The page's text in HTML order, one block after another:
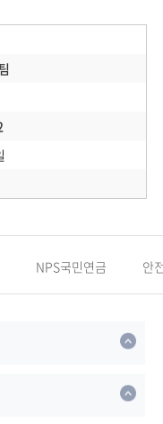
NPS국민연금 안